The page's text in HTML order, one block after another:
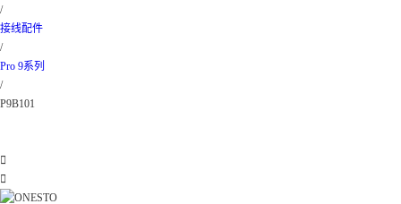
/
接线配件
/
Pro 9系列
/
P9B101

